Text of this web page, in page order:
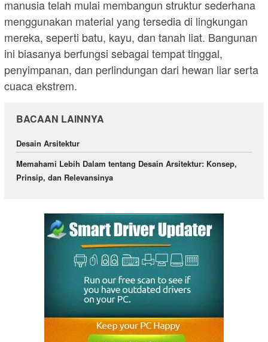
manusia telah mulai membangun struktur sederhana
menggunakan material yang tersedia di lingkungan
mereka, seperti batu, kayu, dan tanah liat. Bangunan
ini biasanya berfungsi sebagai tempat tinggal,
penyimpanan, dan perlindungan dari hewan liar serta
cuaca ekstrem.
BACAAN LAINNYA
Desain Arsitektur
Memahami Lebih Dalam tentang Desain Arsitektur: Konsep,
Prinsip, dan Relevansinya